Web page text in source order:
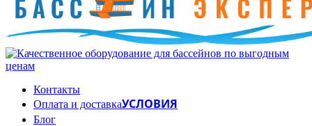
Контакты
Оплата и доставкаУСЛОВИЯ
Блог